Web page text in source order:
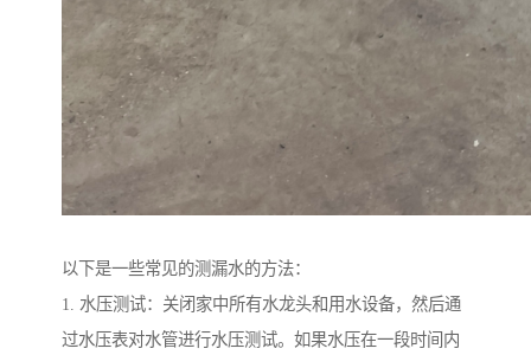
以下是一些常见的测漏水的方法：
1. 水压测试：关闭家中所有水龙头和用水设备，然后通
过水压表对水管进行水压测试。如果水压在一段时间内